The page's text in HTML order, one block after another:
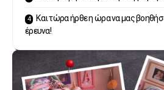
Και τώρα ήρθε η ώρα να μας
έρευνα!